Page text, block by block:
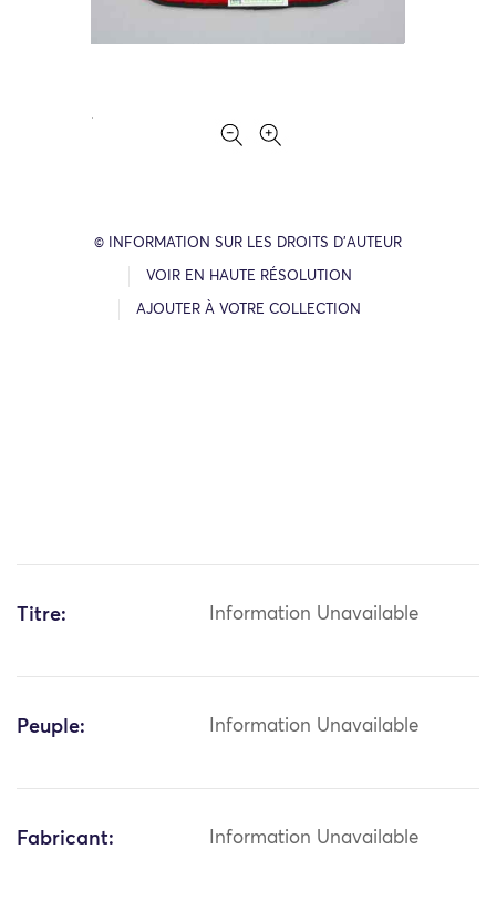
© INFORMATION SUR LES DROITS D’AUTEUR
VOIR EN HAUTE RÉSOLUTION
AJOUTER À VOTRE COLLECTION
Titre: Information Unavailable
Peuple: Information Unavailable
Fabricant: Information Unavailable